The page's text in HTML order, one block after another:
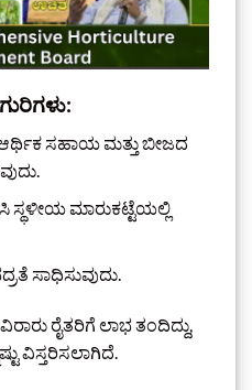
ಸಹಾಯ ಮತ್ತು ಬೀಜದ
ಸ್ಥಳೀಯ ಮಾರುಕಟ್ಟೆಯಲ್ಲಿ
ಸಾಧಿಸುವುದು.
ರೈತರಿಗೆ ಲಾಭ ತಂದಿದ್ದು,
ವಿಸ್ತರಿಸಲಾಗಿದೆ.